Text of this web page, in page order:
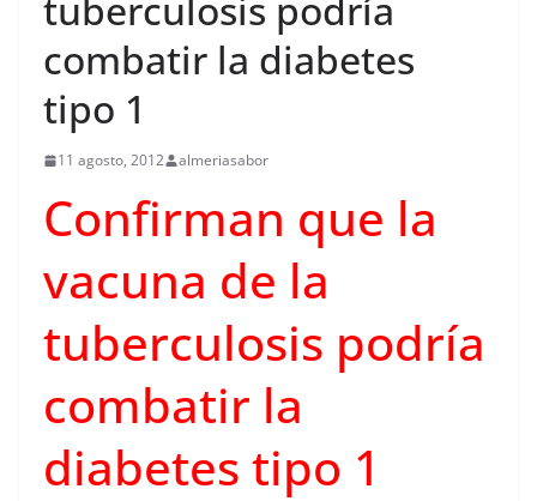
combatir la diabetes
tipo 1
11 agosto, 2012 almeriasabor
Confirman que la
vacuna de la
tuberculosis podría
combatir la
diabetes tipo 1